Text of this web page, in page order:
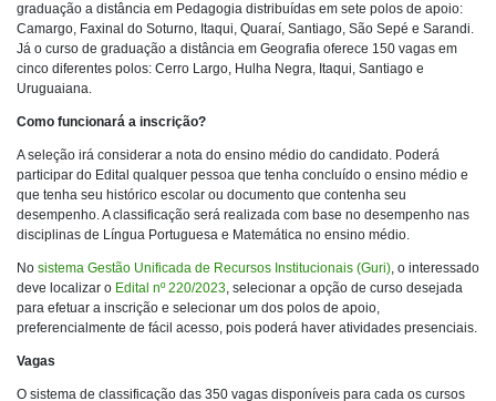
graduação a distância em Pedagogia distribuídas em sete polos de apoio:
Camargo, Faxinal do Soturno, Itaqui, Quaraí, Santiago, São Sepé e Sarandi.
Já o curso de graduação a distância em Geografia oferece 150 vagas em
cinco diferentes polos: Cerro Largo, Hulha Negra, Itaqui, Santiago e
Uruguaiana.
Como funcionará a inscrição?
A seleção irá considerar a nota do ensino médio do candidato. Poderá
participar do Edital qualquer pessoa que tenha concluído o ensino médio e
que tenha seu histórico escolar ou documento que contenha seu
desempenho. A classificação será realizada com base no desempenho nas
disciplinas de Língua Portuguesa e Matemática no ensino médio.
No sistema Gestão Unificada de Recursos Institucionais (Guri), o interessado
deve localizar o Edital nº 220/2023, selecionar a opção de curso desejada
para efetuar a inscrição e selecionar um dos polos de apoio,
preferencialmente de fácil acesso, pois poderá haver atividades presenciais.
Vagas
O sistema de classificação das 350 vagas disponíveis para cada os cursos